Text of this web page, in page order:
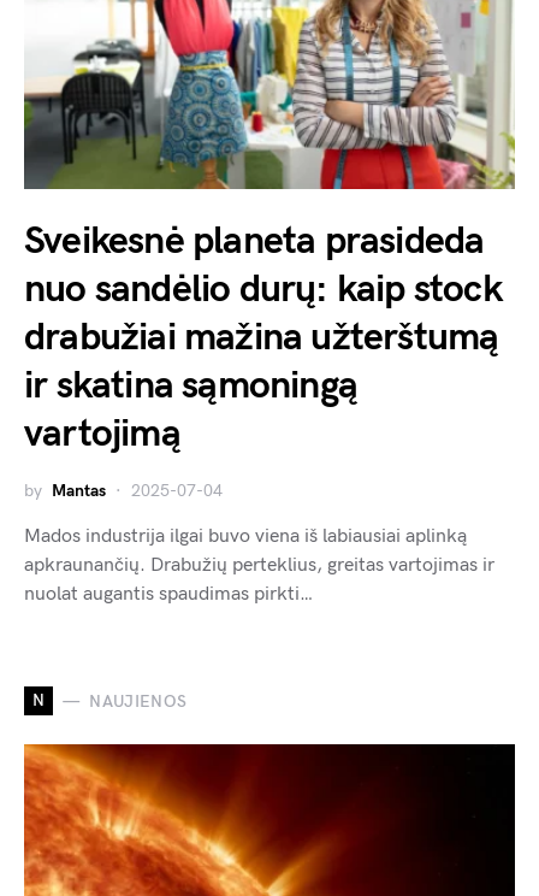
Sveikesnė planeta prasideda
nuo sandėlio durų: kaip stock
drabužiai mažina užterštumą
ir skatina sąmoningą
vartojimą
by Mantas 2025-07-04
Mados industrija ilgai buvo viena iš labiausiai aplinką
apkraunančių. Drabužių perteklius, greitas vartojimas ir
nuolat augantis spaudimas pirkti…
N NAUJIENOS